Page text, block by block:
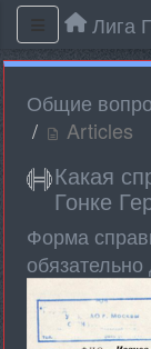
Лига
Общие
Articles
Какая
Гонке
Форма